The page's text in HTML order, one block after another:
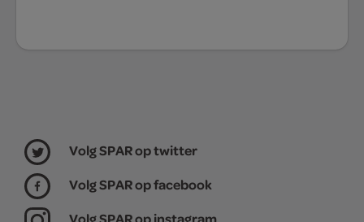
Volg SPAR op twitter
Volg SPAR op facebook